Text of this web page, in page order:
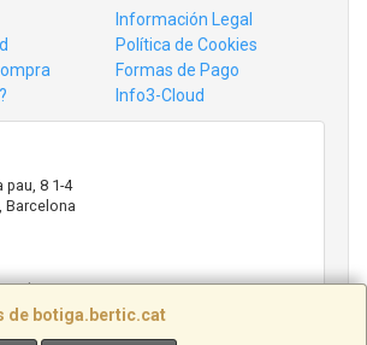
de botiga.bertic.cat
Información Legal
Política de Cookies
Formas de Pago
Info3-Cloud
pau, 8 1-4
Barcelona